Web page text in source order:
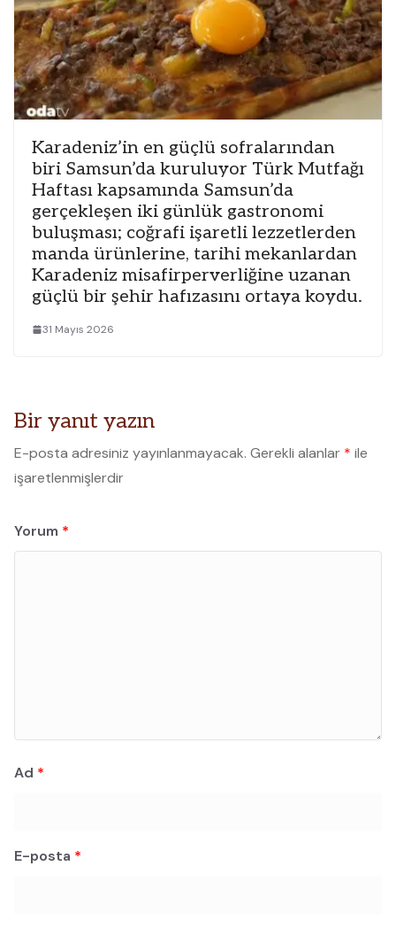
Karadeniz’in en güçlü sofralarından
biri Samsun’da kuruluyor Türk Mutfağı
Haftası kapsamında Samsun’da
gerçekleşen iki günlük gastronomi
buluşması; coğrafi işaretli lezzetlerden
manda ürünlerine, tarihi mekanlardan
Karadeniz misafirperverliğine uzanan
güçlü bir şehir hafızasını ortaya koydu.
31 Mayıs 2026
Bir yanıt yazın
E-posta adresiniz yayınlanmayacak. Gerekli alanlar * ile
işaretlenmişlerdir
Yorum *
Ad *
E-posta *